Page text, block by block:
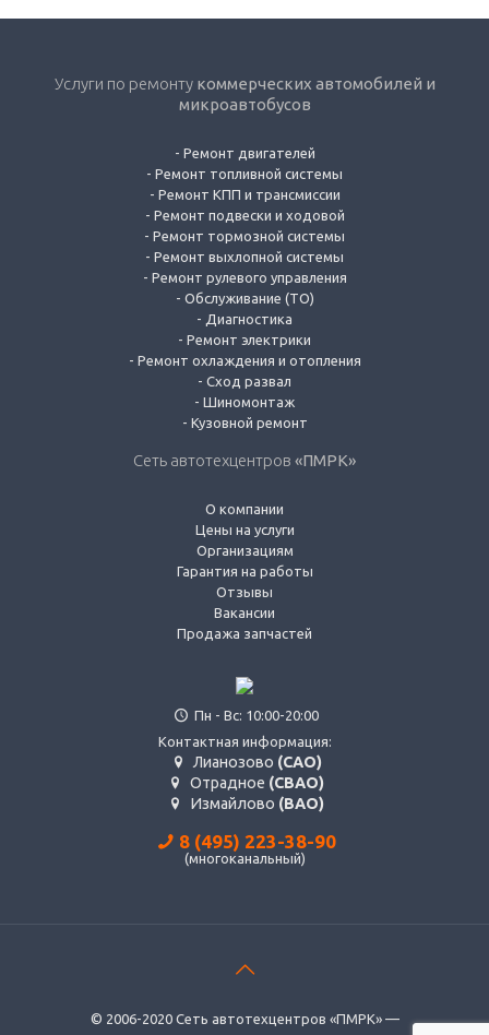
Услуги по ремонту коммерческих автомобилей и
микроавтобусов
- Ремонт двигателей
- Ремонт топливной системы
- Ремонт КПП и трансмиссии
- Ремонт подвески и ходовой
- Ремонт тормозной системы
- Ремонт выхлопной системы
- Ремонт рулевого управления
- Обслуживание (ТО)
- Диагностика
- Ремонт электрики
- Ремонт охлаждения и отопления
- Сход развал
- Шиномонтаж
- Кузовной ремонт
Сеть автотехцентров «ПМРК»
О компании
Цены на услуги
Организациям
Гарантия на работы
Отзывы
Вакансии
Продажа запчастей
Пн - Вс: 10:00-20:00
Контактная информация:
Лианозово (САО)
Отрадное (СВАО)
Измайлово (ВАО)
8 (495) 223-38-90
(многоканальный)
© 2006-2020 Сеть автотехцентров «ПМРК» —